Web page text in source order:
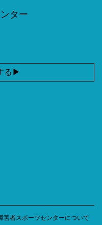
ター
る
害者スポーツセンターについて